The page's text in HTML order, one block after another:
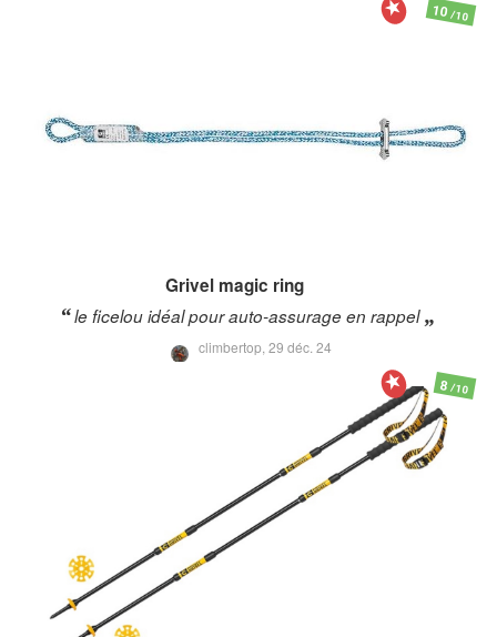
Grivel magic ring
le ficelou idéal pour auto-assurage en rappel
climbertop, 29 déc. 24
10/10
8/10